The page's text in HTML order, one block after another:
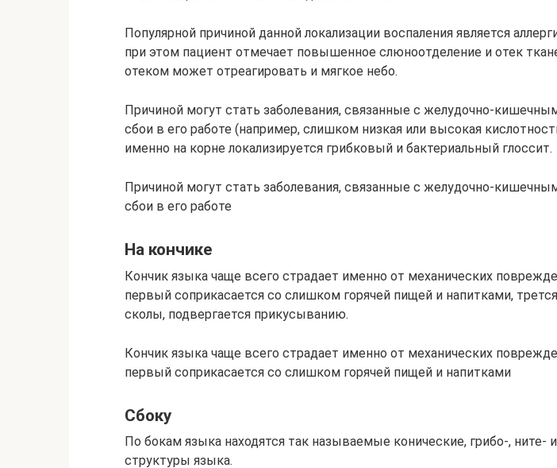
Популярной причиной данной локализации воспаления является
при этом пациент отмечает повышенное слюноотделение и отек
отеком может отреагировать и мягкое небо.
Причиной могут стать заболевания, связанные с желудочно-
сбои в его работе (например, слишком низкая или высокая
именно на корне локализируется грибковый и бактериальный глоссит.
Причиной могут стать заболевания, связанные с желудочно-
сбои в его работе
На кончике
Кончик языка чаще всего страдает именно от механических
первый соприкасается со слишком горячей пищей и напитками,
сколы, подвергается прикусыванию.
Кончик языка чаще всего страдает именно от механических
первый соприкасается со слишком горячей пищей и напитками
Сбоку
По бокам языка находятся так называемые конические, грибо-, ните-
структуры языка.